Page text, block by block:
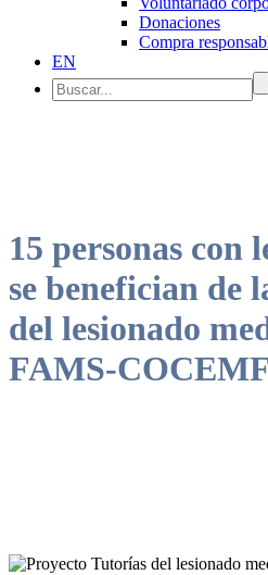
Donaciones
Compra
EN
15 personas con
se benefician de
del lesionado
FAMS-